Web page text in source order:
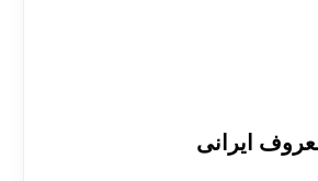
ایرانی